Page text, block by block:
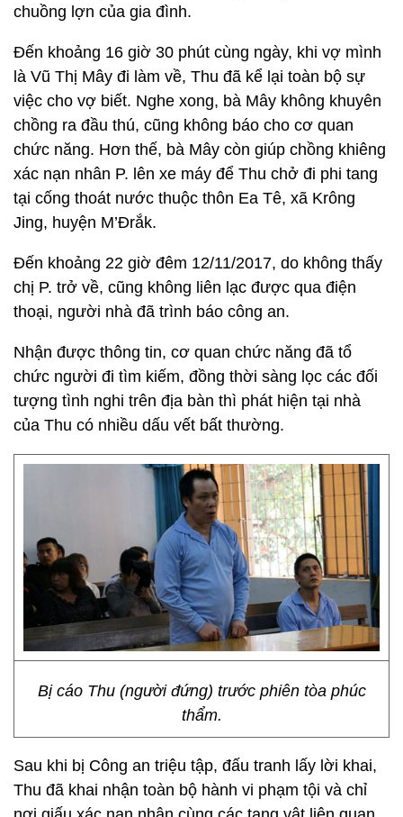
chuồng lợn của gia đình.
Đến khoảng 16 giờ 30 phút cùng ngày, khi vợ mình
là Vũ Thị Mây đi làm về, Thu đã kể lại toàn bộ sự
việc cho vợ biết. Nghe xong, bà Mây không khuyên
chồng ra đầu thú, cũng không báo cho cơ quan
chức năng. Hơn thế, bà Mây còn giúp chồng khiêng
xác nạn nhân P. lên xe máy để Thu chở đi phi tang
tại cống thoát nước thuộc thôn Ea Tê, xã Krông
Jing, huyện M’Đrắk.
Đến khoảng 22 giờ đêm 12/11/2017, do không thấy
chị P. trở về, cũng không liên lạc được qua điện
thoại, người nhà đã trình báo công an.
Nhận được thông tin, cơ quan chức năng đã tổ
chức người đi tìm kiếm, đồng thời sàng lọc các đối
tượng tình nghi trên địa bàn thì phát hiện tại nhà
của Thu có nhiều dấu vết bất thường.
Bị cáo Thu (người đứng) trước phiên tòa phúc
thẩm.
Sau khi bị Công an triệu tập, đấu tranh lấy lời khai,
Thu đã khai nhận toàn bộ hành vi phạm tội và chỉ